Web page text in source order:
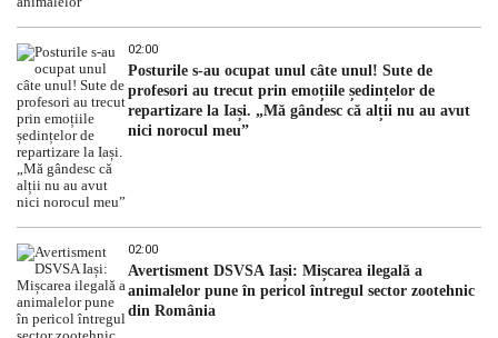
02:00
Posturile s-au ocupat unul câte unul! Sute de
profesori au trecut prin emoțiile ședințelor de
repartizare la Iași. „Mă gândesc că alții nu au avut
nici norocul meu”
02:00
Avertisment DSVSA Iași: Mișcarea ilegală a
animalelor pune în pericol întregul sector zootehnic
din România